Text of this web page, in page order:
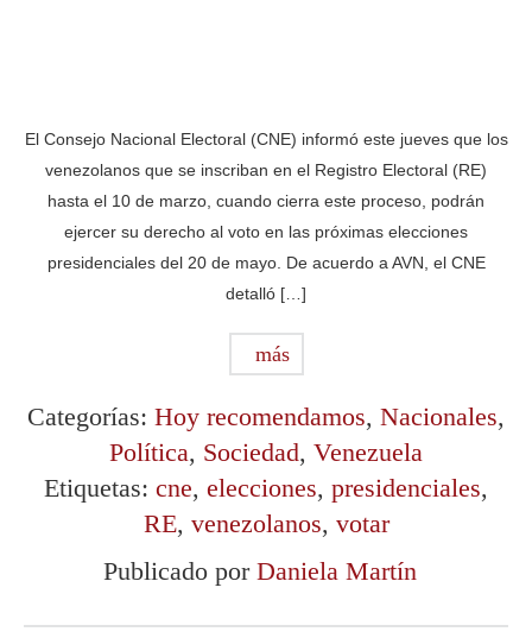
El Consejo Nacional Electoral (CNE) informó este jueves que los
venezolanos que se inscriban en el Registro Electoral (RE)
hasta el 10 de marzo, cuando cierra este proceso, podrán
ejercer su derecho al voto en las próximas elecciones
presidenciales del 20 de mayo. De acuerdo a AVN, el CNE
detalló […]
más
Categorías: Hoy recomendamos, Nacionales,
Política, Sociedad, Venezuela
Etiquetas: cne, elecciones, presidenciales,
RE, venezolanos, votar
Publicado por Daniela Martín